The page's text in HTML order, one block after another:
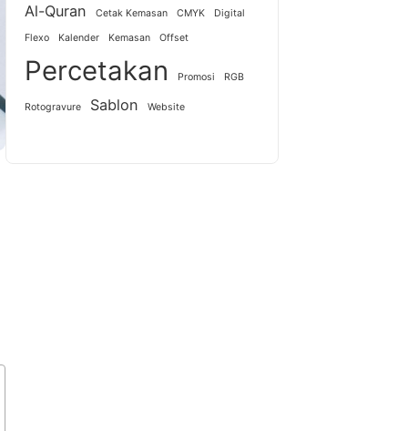
Al-Quran Cetak Kemasan CMYK Digital
Flexo Kalender Kemasan Offset
Percetakan Promosi RGB
Rotogravure Sablon Website